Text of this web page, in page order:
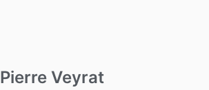
Pierre Veyrat